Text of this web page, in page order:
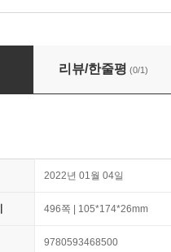
리뷰/한줄평 (0/1)
2022년 01월 04일
496쪽 | 105*174*26mm
9780593468500